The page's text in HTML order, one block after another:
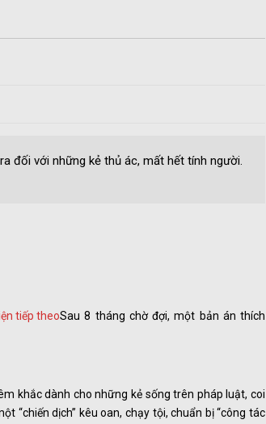
đối với những kẻ thủ ác, mất hết tính người.
Sau 8 tháng chờ đợi, một bản án thích
khắc dành cho những kẻ sống trên pháp luật, coi
“chiến dịch” kêu oan, chạy tội, chuẩn bị “công tác